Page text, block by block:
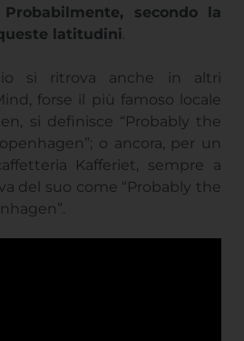
Probabilmente, secondo la
latitudini.
si ritrova anche in altri
forse il più famoso locale
si definisce “Probably the
o ancora, per un
Kafferiet, sempre a
del suo come “Probably the